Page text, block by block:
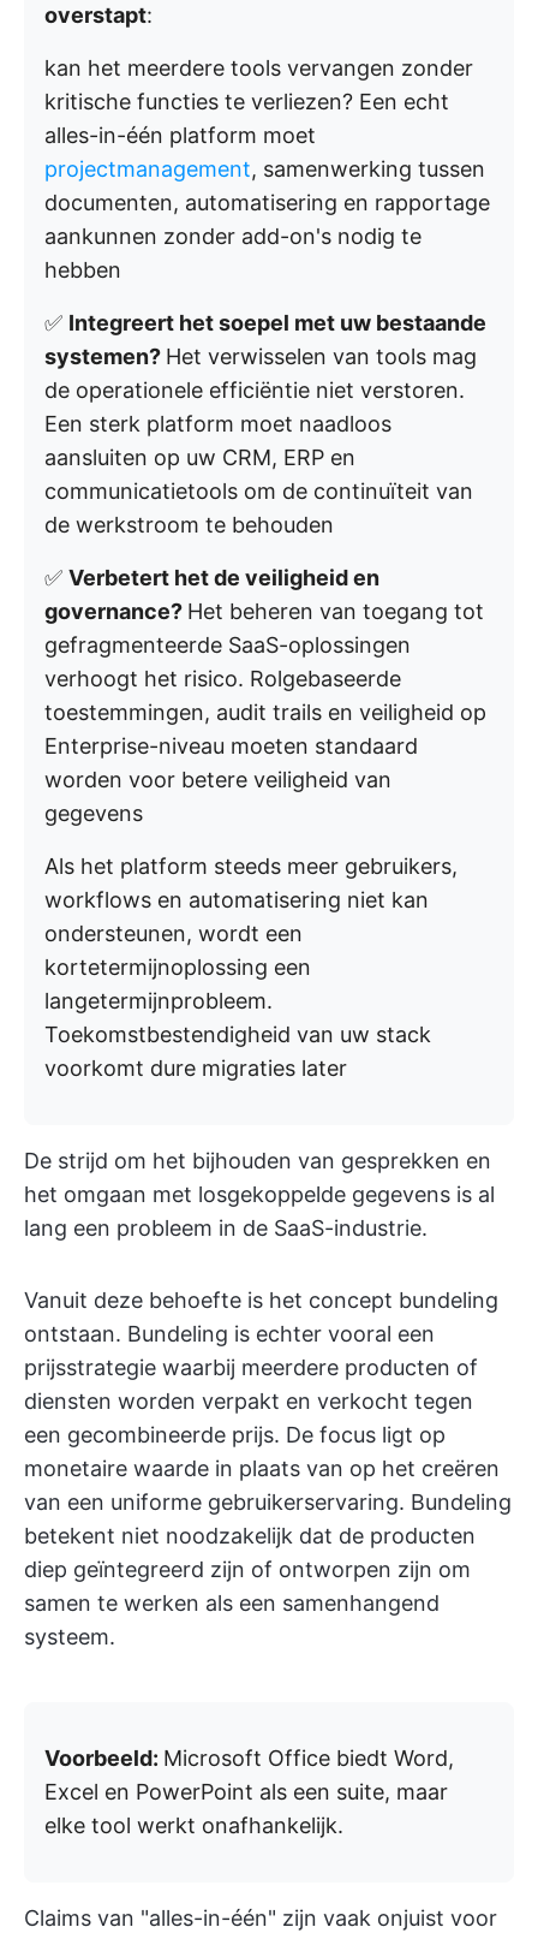
overstapt:
kan het meerdere tools vervangen zonder
kritische functies te verliezen? Een echt
alles-in-één platform moet
projectmanagement, samenwerking tussen
documenten, automatisering en rapportage
aankunnen zonder add-on's nodig te
hebben
✅ Integreert het soepel met uw bestaande
systemen? Het verwisselen van tools mag
de operationele efficiëntie niet verstoren.
Een sterk platform moet naadloos
aansluiten op uw CRM, ERP en
communicatietools om de continuïteit van
de werkstroom te behouden
✅ Verbetert het de veiligheid en
governance? Het beheren van toegang tot
gefragmenteerde SaaS-oplossingen
verhoogt het risico. Rolgebaseerde
toestemmingen, audit trails en veiligheid op
Enterprise-niveau moeten standaard
worden voor betere veiligheid van
gegevens
Als het platform steeds meer gebruikers,
workflows en automatisering niet kan
ondersteunen, wordt een
kortetermijnoplossing een
langetermijnprobleem.
Toekomstbestendigheid van uw stack
voorkomt dure migraties later
De strijd om het bijhouden van gesprekken en
het omgaan met losgekoppelde gegevens is al
lang een probleem in de SaaS-industrie.
Vanuit deze behoefte is het concept bundeling
ontstaan. Bundeling is echter vooral een
prijsstrategie waarbij meerdere producten of
diensten worden verpakt en verkocht tegen
een gecombineerde prijs. De focus ligt op
monetaire waarde in plaats van op het creëren
van een uniforme gebruikerservaring. Bundeling
betekent niet noodzakelijk dat de producten
diep geïntegreerd zijn of ontworpen zijn om
samen te werken als een samenhangend
systeem.
Voorbeeld: Microsoft Office biedt Word,
Excel en PowerPoint als een suite, maar
elke tool werkt onafhankelijk.
Claims van "alles-in-één" zijn vaak onjuist voor